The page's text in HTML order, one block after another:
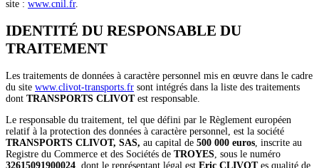
site : www.cnil.fr.
IDENTITÉ DU RESPONSABLE DU
TRAITEMENT
Les traitements de données à caractère personnel mis en œuvre dans le cadre
du site www.clivot-transports.fr sont intégrés dans la liste des traitements
dont TRANSPORTS CLIVOTest responsable.
Le responsable du traitement, tel que défini par le Règlement européen
relatif à la protection des données à caractère personnel, est la société
TRANSPORTS CLIVOT, SAS, au capital de 500 000 euros , inscrite au
Registre du Commerce et des Sociétés de TROYES , sous le numéro
32615091900024 , dont le représentant légal est Eric CLIVOTes qualité de